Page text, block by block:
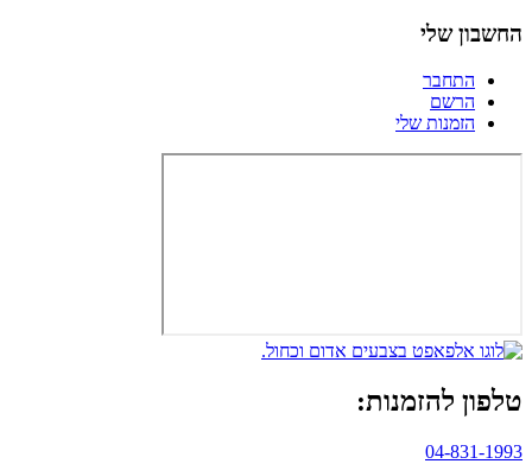
החשבון שלי
התחבר
הרשם
הזמנות שלי
טלפון להזמנות:
04-831-1993